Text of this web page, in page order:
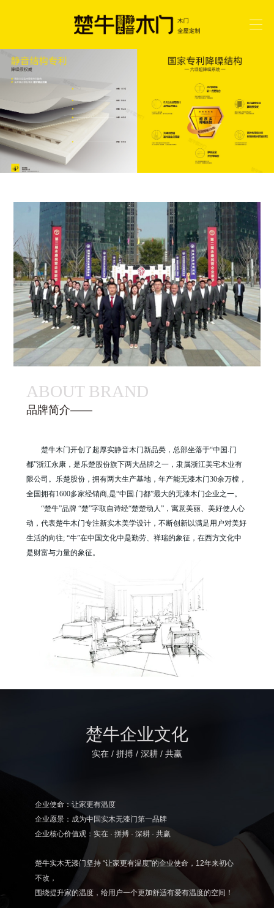
ABOUT BRAND
品牌简介——
楚牛木门开创了超厚实静音木门新品类，总部坐落于“中国.门
都”浙江永康，是乐楚股份旗下两大品牌之一，隶属浙江美宅木业有
限公司。乐楚股份，拥有两大生产基地，年产能无漆木门30余万樘，
全国拥有1600多家经销商,是“中国.门都”最大的无漆木门企业之一。
“楚牛”品牌 “楚”字取自诗经“楚楚动人”，寓意美丽、美好使人心
动，代表楚牛木门专注新实木美学设计，不断创新以满足用户对美好
生活的向往; “牛”在中国文化中是勤劳、祥瑞的象征，在西方文化中
是财富与力量的象征。
楚牛企业文化
实在 / 拼搏 / 深耕 / 共赢
企业使命：让家更有温度
企业愿景：成为中国实木无漆门第一品牌
企业核心价值观：实在 · 拼搏 · 深耕 · 共赢
楚牛实木无漆门坚持 “让家更有温度”的企业使命，12年来初心
不改，
围绕提升家的温度，给用户一个更加舒适有爱有温度的空间！